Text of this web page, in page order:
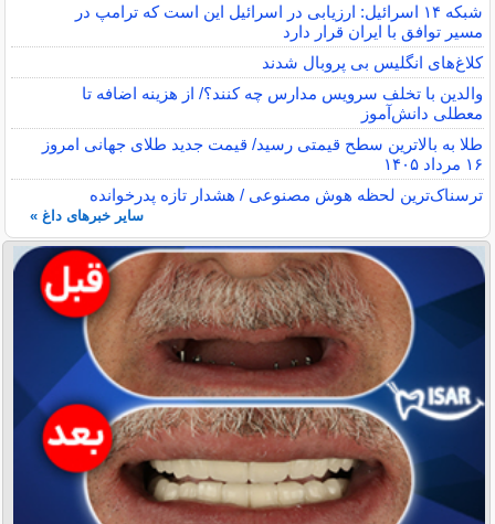
شبکه ۱۴ اسرائیل: ارزیابی در اسرائیل این است که ترامپ در
مسیر توافق با ایران قرار دارد
کلاغ‌های انگلیس بی پروبال شدند
والدین با تخلف سرویس مدارس چه کنند؟/ از هزینه اضافه تا
معطلی دانش‌آموز
طلا به بالاترین سطح قیمتی رسید/ قیمت جدید طلای جهانی امروز
۱۶ مرداد ۱۴۰۵
ترسناک‌ترین لحظه هوش مصنوعی / هشدار تازه پدرخوانده
سایر خبرهای داغ »